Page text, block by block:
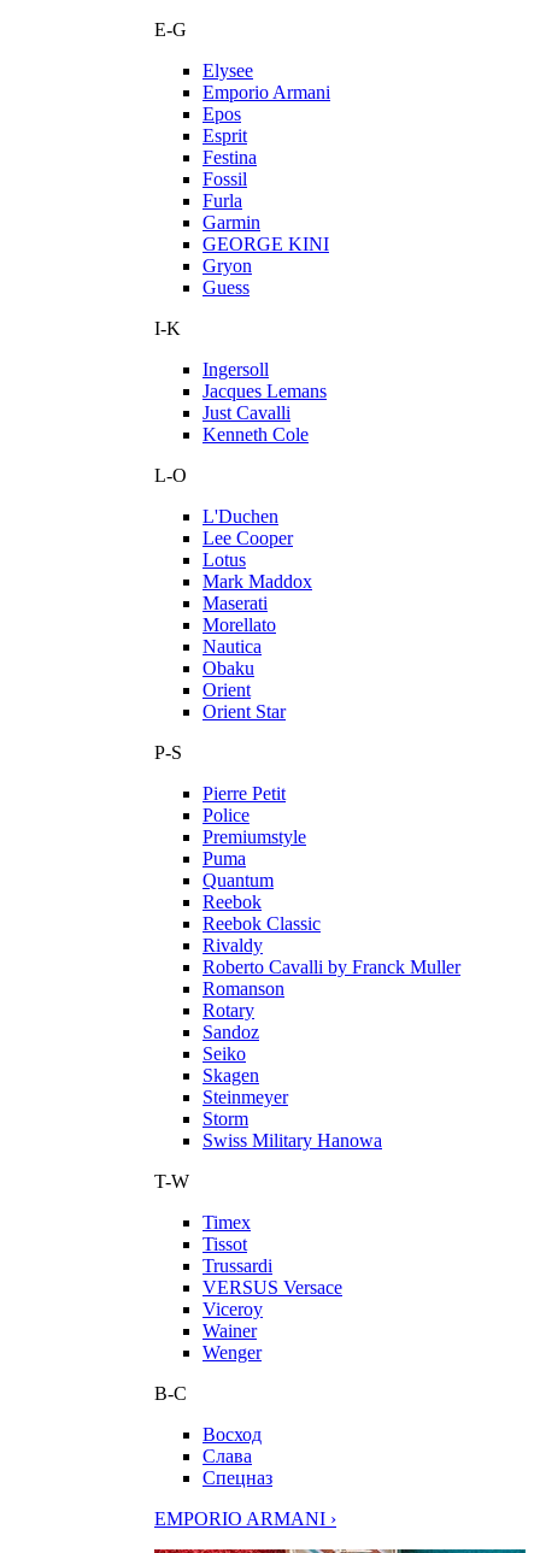
E-G
Elysee
Emporio Armani
Epos
Esprit
Festina
Fossil
Furla
Garmin
GEORGE KINI
Gryon
Guess
I-K
Ingersoll
Jacques Lemans
Just Cavalli
Kenneth Cole
L-O
L'Duchen
Lee Cooper
Lotus
Mark Maddox
Maserati
Morellato
Nautica
Obaku
Orient
Orient Star
P-S
Pierre Petit
Police
Premiumstyle
Puma
Quantum
Reebok
Reebok Classic
Rivaldy
Roberto Cavalli by Franck Muller
Romanson
Rotary
Sandoz
Seiko
Skagen
Steinmeyer
Storm
Swiss Military Hanowa
T-W
Timex
Tissot
Trussardi
VERSUS Versace
Viceroy
Wainer
Wenger
В-С
Восход
Слава
Спецназ
EMPORIO ARMANI ›